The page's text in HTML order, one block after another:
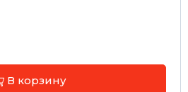
В корзину